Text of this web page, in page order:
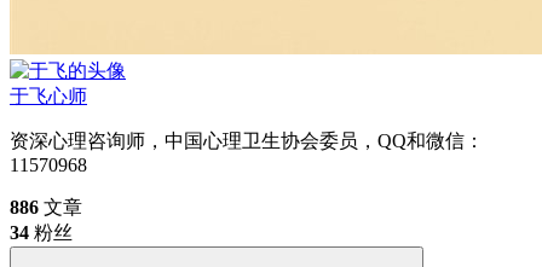
于飞心师
资深心理咨询师，中国心理卫生协会委员，QQ和微信：
11570968
886 文章
34 粉丝